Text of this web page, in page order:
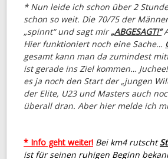
* Nun leide ich schon über 2
schon so weit. Die 70/75 der
„spinnt“ und sagt mir„ABGESAGT!“
Hier funktioniert noch eine Sache…
gesamt kann man da zumindest
ist gerade ins Ziel kommen…
es ja noch den Start der „jungen
der Elite, U23 und Masters auch
überall dran. Aber hier melde ich
* Info geht weiter! Bei km4 rutscht
ist für seinen ruhigen Beginn